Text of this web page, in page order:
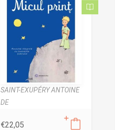
SAINT-EXUPÉRY ANTOINE
DE
€22,05